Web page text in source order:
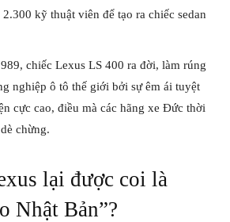
kỹ thuật viên để tạo ra chiếc sedan
chiếc Lexus LS 400 ra đời, làm rúng
nghiệp ô tô thế giới bởi sự êm ái tuyệt
cực cao, điều mà các hãng xe Đức thời
chừng.
lại được coi là
Nhật Bản”?